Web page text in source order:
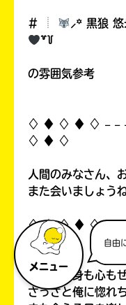
メニュー
自由
# ︎┊︎
⸝꙳ 黒狼
꒷꒦
の雰囲気参考
♢ ♦︎ ♢ ♦︎ ♢ 𓐄 𓐄 𓐄
♢ ♦︎ ♢
人間のみなさん、
また会いましょう
♢ ♦︎ ♢ ♦︎ ♢ 𓐄 𓐄 𓐄
♢ ♦︎ ♢
オマエの身も心も
さっさと俺に惚れ